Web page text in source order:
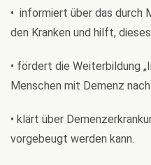
• informiert über das durch
den Kranken und hilft,
• fördert die Weiterbildung
Menschen mit Demenz nach
• klärt über
vorgebeugt werden kann.